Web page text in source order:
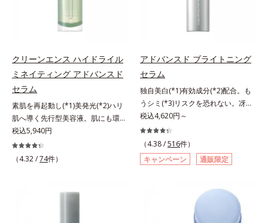
メラニン生成を防ぎ未来のシミ・ソ
バカスを予防します。さらに独自研
(*6)で大人肌にハリ感をプラス。す
るっと伸び広がるテクスチャー
で、"顔全体にご使用いただける設
計"。見えているシワはもちろん、
自分では気づきにくい死角のシワの
改善にも効果を発揮します。*1 メ
ラニンの生成を抑え、シミ・ソバカ
スを防ぐ*2 ナイアシンアミド（有
効成分）、水添大豆リン脂質、フィ
素地、ホホバアルコール、トリステ
層の隙間に浸透(*4)。夜のスキンケ
アの最後にプラスすることで乾燥に
よる小ジワを目立たなくし、ハリ感
チノール配合＝保湿成分*2 パルミ
成分*3 ラウロイルグルタミン酸ジ
（フィトステリル/オクチルドデシ
ル）配合＝保湿成分*4 角層まで
クリーンエンス ハイドライル
ミネイティング アドバンスド
セラム
素肌を再起動し(*1)美発光(*2)ハリ
肌へ導く先行型美容液。肌にも環境
にも、いいことを——。
「CLEANENCE（クリーンエン
ス）」が目指すのは、まっさらな素
されるはずだった原料や資源を「ア
税込5,940円
（4.32 /74件）
アドバンスド ブライトニング
セラム
独自美白(*1)有効成分(*2)配合。も
うシミ(*3)リスクを恐れない。冴え
わたる透明美肌(*4)へ。先端肌科学
が導く、透明感あふれる輝き(*4)
へ。今の自分の肌も未来の肌もあき
らめない、自分史上最高の冴えわた
る透明美肌(*4)を目指すには、美肌
ミを予防するお手入れを続けること
が大切だと考えました。そこで、ポ
ーラ・オルビスグループ独自の美白
税込4,620円～
（4.38 /516件）
キャンペーン
通販限定